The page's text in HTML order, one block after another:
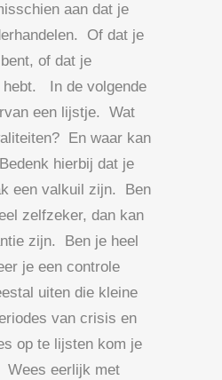
aan dat je
Of dat je
of dat je
hebt. In de volgende
een lijstje. Wat
En waar kan
hierbij dat je
een valkuil zijn. Ben
zelfzeker, dan kan
zijn. Ben je heel
je een controle
uiten die kleine
van crisis en
op te lijsten kom je
eerlijk met